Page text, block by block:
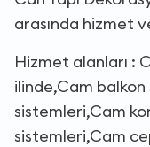
arasında hizmet
Hizmet alanları :
ilinde,Cam
sistemleri,Cam
sistemleri,Cam